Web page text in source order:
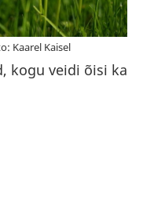
kogu veidi õisi ka